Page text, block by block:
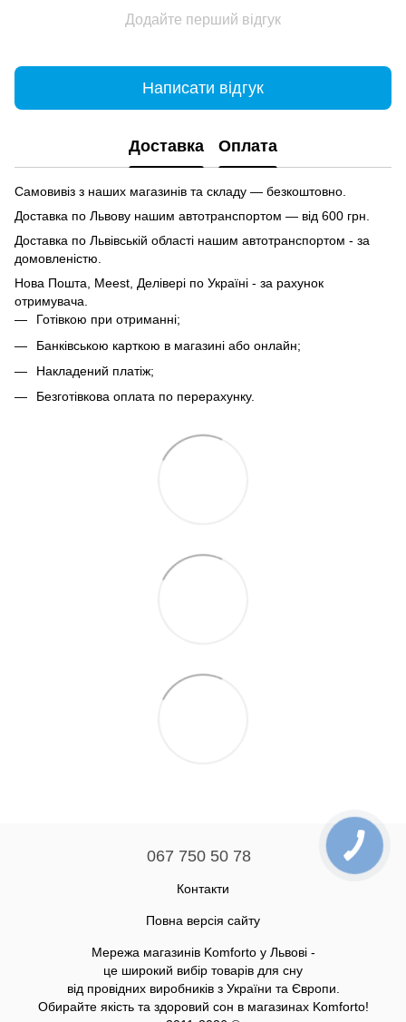
Додайте перший відгук
Написати відгук
Доставка Оплата
Самовивіз з наших магазинів та складу — безкоштовно.
Доставка по Львову нашим автотранспортом — від 600 грн.
Доставка по Львівській області нашим автотранспортом - за
домовленістю.
Нова Пошта, Meest, Делівері по Україні - за рахунок
отримувача.
Готівкою при отриманні;
Банківською карткою в магазині або онлайн;
Накладений платіж;
Безготівкова оплата по перерахунку.
067 750 50 78
Контакти
Повна версія сайту
Мережа магазинів Komforto у Львові -
це широкий вибір товарів для сну
від провідних виробників з України та Європи.
Обирайте якість та здоровий сон в магазинах Komforto!